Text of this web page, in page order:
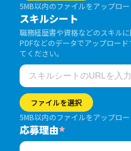
5MB以内のファイルをアップロ
スキルシート
職務経歴書や資格などのスキル
PDFなどのデータでアップロー
てください。
ファイルを選択
5MB以内のファイルをアップロ
応募理由*